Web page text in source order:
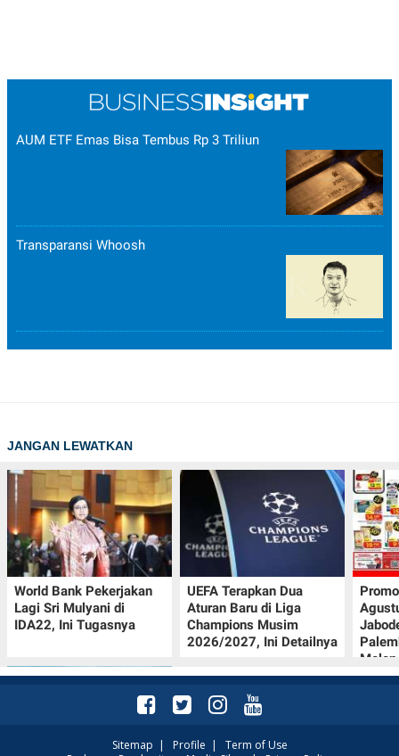
AUM ETF Emas Bisa Tembus Rp 3 Triliun
Transparansi Whoosh
JANGAN LEWATKAN
World Bank Pekerjakan
Lagi Sri Mulyani di
IDA22, Ini Tugasnya
UEFA Terapkan Dua
Aturan Baru di Liga
Champions Musim
2026/2027, Ini Detailnya
Sitemap | Profile | Term of Use